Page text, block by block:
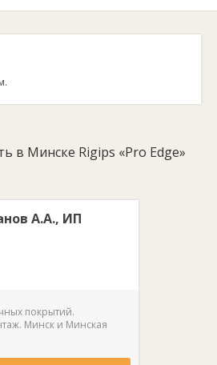
в Минске Rigips «Pro Edge»
А.А., ИП
покрытий.
Минск и Минская